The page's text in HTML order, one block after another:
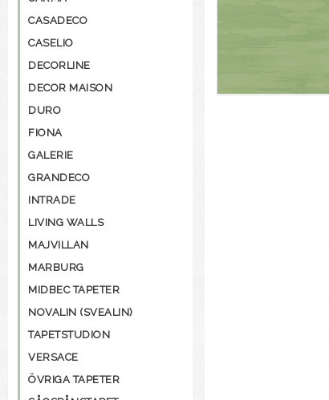
CASADECO
CASELIO
DECORLINE
DECOR MAISON
DURO
FIONA
GALERIE
GRANDECO
INTRADE
LIVING WALLS
MAJVILLAN
MARBURG
MIDBEC TAPETER
NOVALIN (SVEALIN)
TAPETSTUDION
VERSACE
ÖVRIGA TAPETER